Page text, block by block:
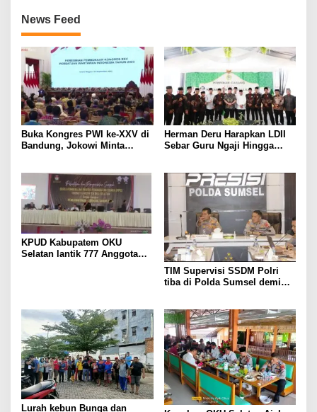
News Feed
Buka Kongres PWI ke-XXV di
Bandung, Jokowi Minta
Herman Deru Harapkan LDII
Sebar Guru Ngaji Hingga
KPUD Kabupatem OKU
Selatan lantik 777 Anggota
TIM Supervisi SSDM Polri
tiba di Polda Sumsel demi
terbuka di Polda Sumsel
Lurah kebun Bunga dan